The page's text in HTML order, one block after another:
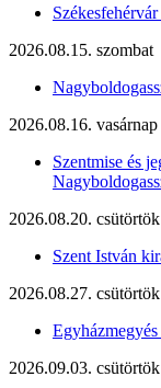
2026.08.15. szombat
2026.08.16. vasárnap
Szentmise és
2026.08.20. csütörtök
Szent István
2026.08.27. csütörtök
2026.09.03. csütörtök